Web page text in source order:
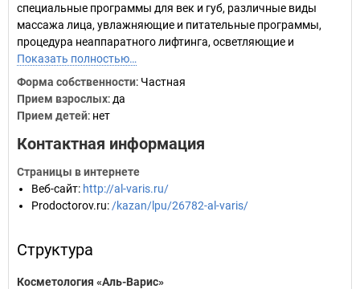
специальные программы для век и губ, различные виды
массажа лица, увлажняющие и питательные программы,
процедура неаппаратного лифтинга, осветляющие и
Показать полностью…
Форма собственности: Частная
Прием взрослых: да
Прием детей: нет
Контактная информация
Страницы в интернете
Веб-сайт: http://al-varis.ru/
Prodoctorov.ru: /kazan/lpu/26782-al-varis/
Структура
Косметология «Аль-Варис»